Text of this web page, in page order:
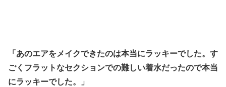
「あのエアをメイクできたのは本当にラッキーでした。す
ごくフラットなセクションでの難しい着水だったので本当
にラッキーでした。」